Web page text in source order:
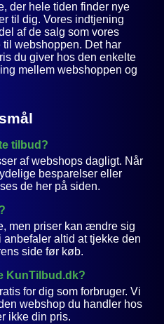
der hele tiden finder nye
til dig. Vores indtjening
af de salg som vores
webshoppen. Det har
du giver hos den enkelte
mellem webshoppen og
tilbud?
af webshops dagligt. Når
besparelser eller
de her på siden.
men priser kan ændre sig
altid at tjekke den
side før køb.
KunTilbud.dk?
for dig som forbruger. Vi
webshop du handler hos
ikke din pris.